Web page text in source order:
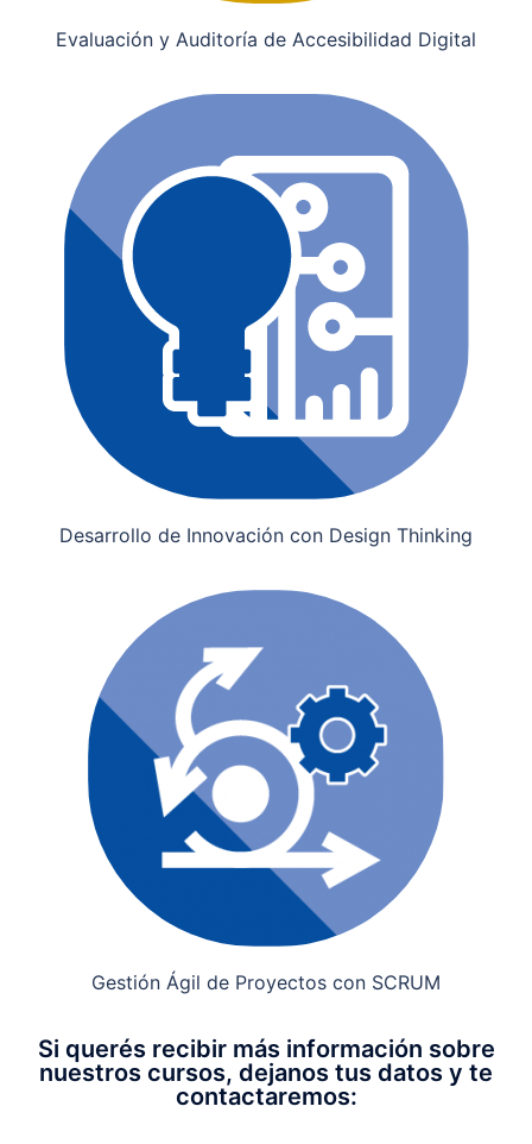
Evaluación y Auditoría de Accesibilidad Digital
Desarrollo de Innovación con Design Thinking
Gestión Ágil de Proyectos con SCRUM
Si querés recibir más información sobre
nuestros cursos, dejanos tus datos y te
contactaremos: